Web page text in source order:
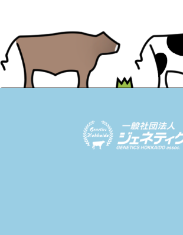
の
ー
り